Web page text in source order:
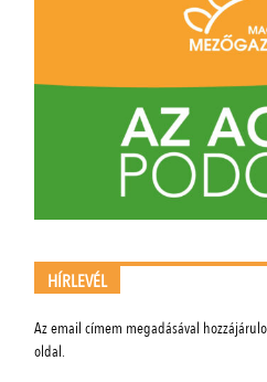
HÍRLEVÉL
Az email címem megadásával
oldal.